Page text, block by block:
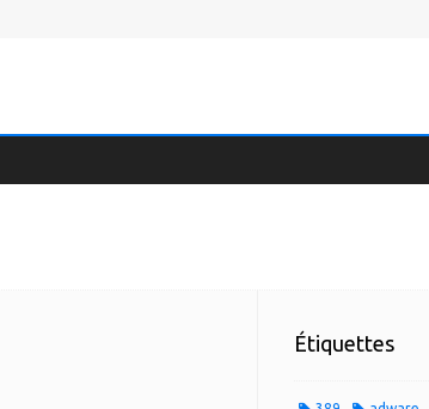
Étiquettes